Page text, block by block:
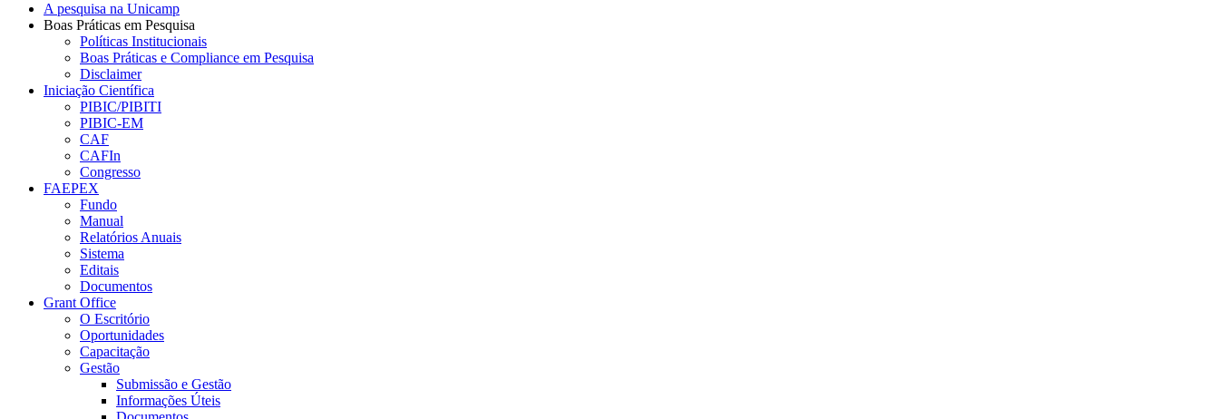
A pesquisa na Unicamp
Boas Práticas em Pesquisa
Políticas Institucionais
Boas Práticas e Compliance em Pesquisa
Disclaimer
Iniciação Científica
PIBIC/PIBITI
PIBIC-EM
CAF
CAFIn
Congresso
FAEPEX
Fundo
Manual
Relatórios Anuais
Sistema
Editais
Documentos
Grant Office
O Escritório
Oportunidades
Capacitação
Gestão
Submissão e Gestão
Informações Úteis